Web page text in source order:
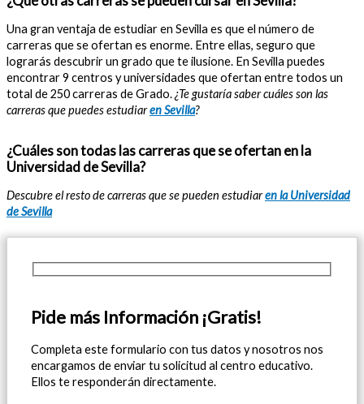
Una gran ventaja de estudiar en Sevilla es que el número de
carreras que se ofertan es enorme. Entre ellas, seguro que
lograrás descubrir un grado que te ilusione. En Sevilla puedes
encontrar 9 centros y universidades que ofertan entre todos un
total de 250 carreras de Grado.¿Te gustaría saber cuáles son las
carreras que puedes estudiaren Sevilla?
¿Cuáles son todas las carreras que se ofertan en la
Universidad de Sevilla?
Descubre el resto de carreras que se pueden estudiaren la Universidad
de Sevilla
Pide más Información ¡Gratis!
Completa este formulario con tus datos y nosotros nos
encargamos de enviar tu solicitud al centro educativo.
Ellos te responderán directamente.